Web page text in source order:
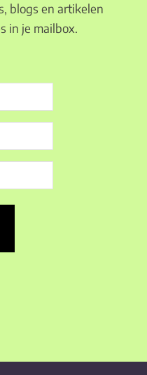
blogs en artikelen
in je mailbox.